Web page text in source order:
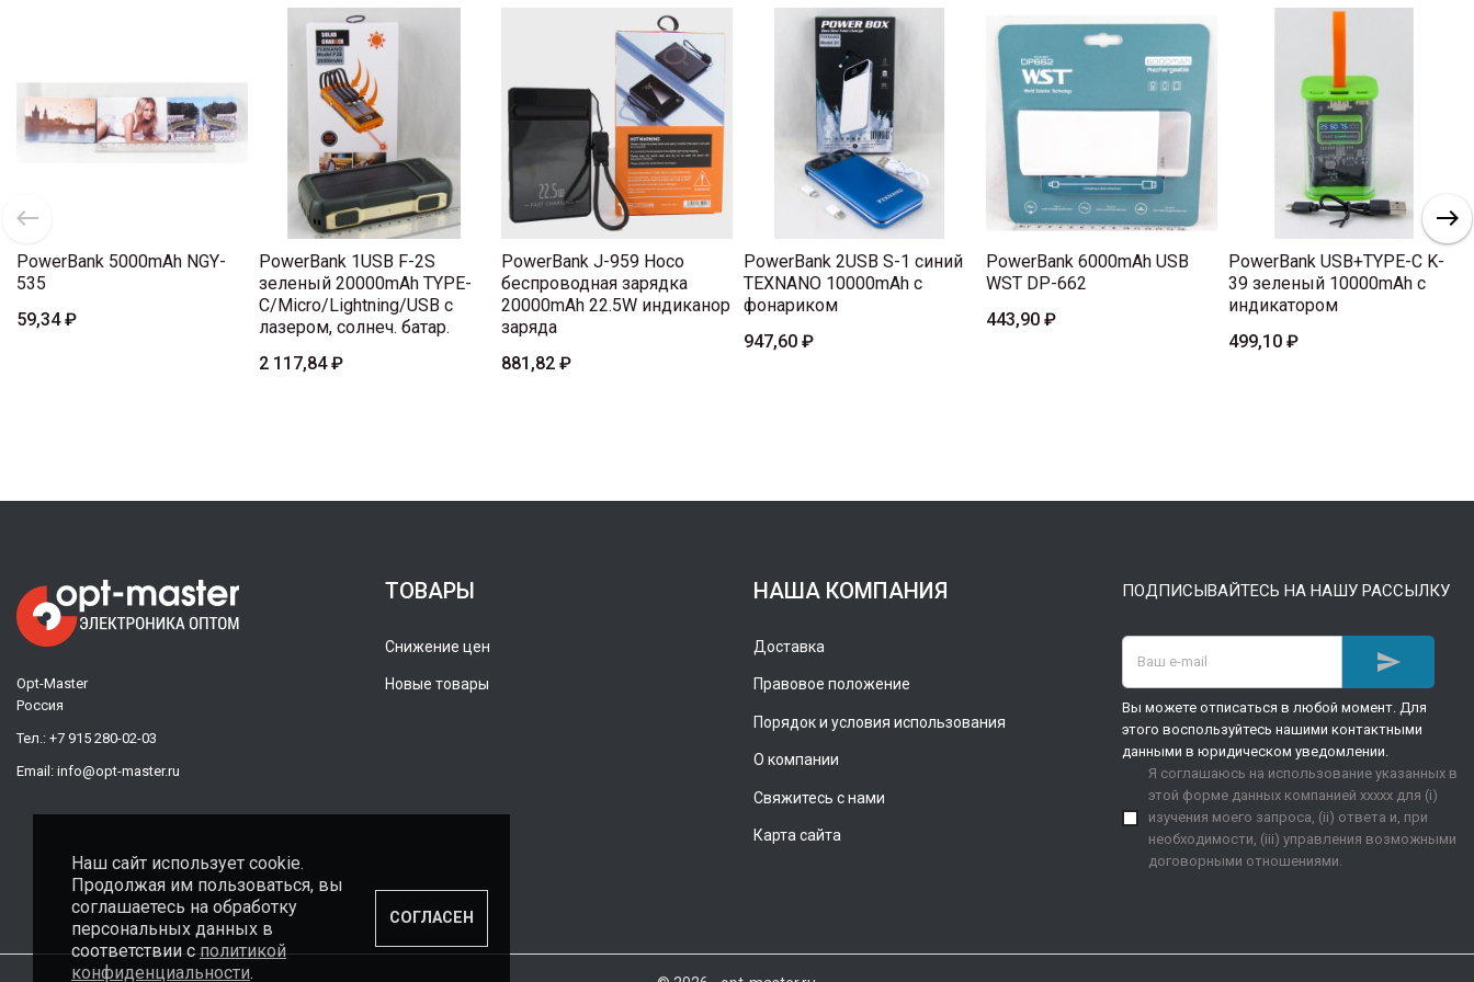
PowerBank 5000mAh NGY-
535
59,34 ₽
PowerBank 1USB F-2S
зеленый 20000mAh TYPE-
C/Micro/Lightning/USB с
лазером, солнеч. батар.
2 117,84 ₽
PowerBank J-959 Hoco
беспроводная зарядка
20000mAh 22.5W индиканор
заряда
881,82 ₽
PowerBank 2USB S-1 синий
TEXNANO 10000mAh с
фонариком
947,60 ₽
PowerBank 6000mAh USB
WST DP-662
443,90 ₽
PowerBank USB+TYPE-C K-
39 зеленый 10000mAh с
индикатором
499,10 ₽
Opt-Master
Россия
Тел.: +7 915 280-02-03
Email: info@opt-master.ru
ТОВАРЫ
Снижение цен
Новые товары
НАША КОМПАНИЯ
Доставка
Правовое положение
Порядок и условия использования
О компании
Свяжитесь с нами
Карта сайта
ПОДПИСЫВАЙТЕСЬ НА НАШУ РАССЫЛКУ

Вы можете отписаться в любой момент. Для
этого воспользуйтесь нашими контактными
данными в юридическом уведомлении.
Я соглашаюсь на использование указанных в
этой форме данных компанией xxxxx для (i)
изучения моего запроса, (ii) ответа и, при
необходимости, (iii) управления возможными
договорными отношениями.
Наш сайт использует cookie.
Продолжая им пользоваться, вы
соглашаетесь на обработку
персональных данных в
соответствии сполитикой
конфиденциальности.
СОГЛАСЕН